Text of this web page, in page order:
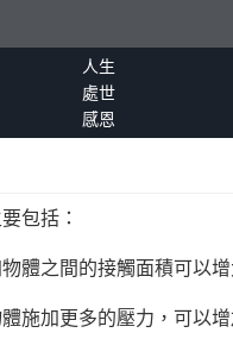
人生
處世
感恩
包括：
體之間的接觸面積可以
施加更多的壓力，可以